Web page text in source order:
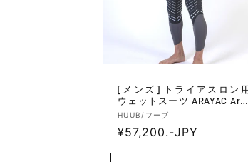
[メンズ] トライアスロン用
ウェットスーツ ARAYAC Aray
a - Charcoal
販
売
HUUB/フーブ
通
¥57,200.-JPY